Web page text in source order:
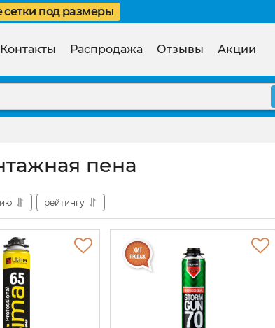
сетки под размеры
Контакты Распродажа Отзывы Акции
пена
рейтингу